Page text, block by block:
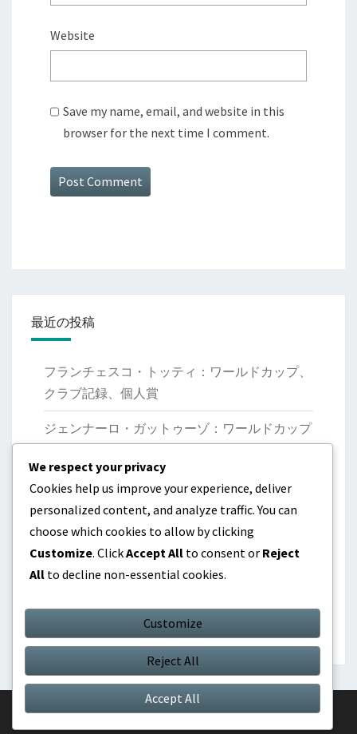
Website
Save my name, email, and website in this
browser for the next time I comment.
最近の投稿
フランチェスコ・トッティ：ワールドカップ、
クラブ記録、個人賞
ジェンナーロ・ガットゥーゾ：ワールドカップ
マルコ・ヴェッラッティ：国際大会、貢献、パ
フォーマンス
ジャンルイジ・ブッフォン：起源、初期のキャ
リア、個人的な業績
© 2026|Proudly Powered byWordPress |Theme:Nisarg
We respect your privacy
Cookies help us improve your experience, deliver
personalized content, and analyze traffic. You can
choose which cookies to allow by clicking
Customize. ClickAccept All to consent or Reject
All to decline non-essential cookies.
Customize
Reject All
Accept All